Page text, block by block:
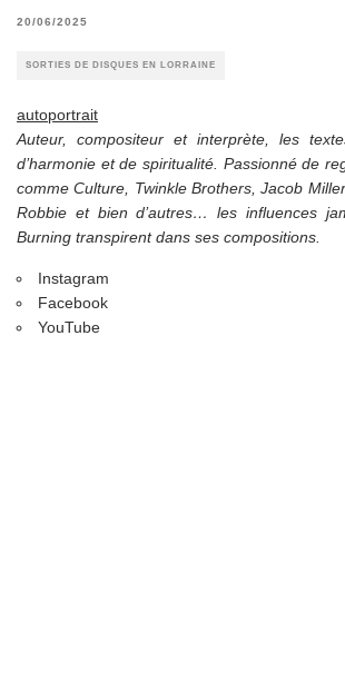
20/06/2025
SORTIES DE DISQUES EN LORRAINE
autoportrait
Auteur, compositeur et interprète, les
d’harmonie et de spiritualité. Passionné de
comme Culture, Twinkle Brothers, Jacob
Robbie et bien d’autres… les influences
Burning transpirent dans ses compositions.
Instagram
Facebook
YouTube